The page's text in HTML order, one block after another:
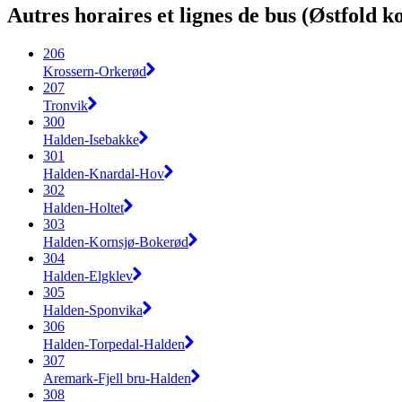
Autres horaires et lignes de bus (Østfold
206
Krossern-Orkerød
207
Tronvik
300
Halden-Isebakke
301
Halden-Knardal-Hov
302
Halden-Holtet
303
Halden-Kornsjø-Bokerød
304
Halden-Elgklev
305
Halden-Sponvika
306
Halden-Torpedal-Halden
307
Aremark-Fjell bru-Halden
308